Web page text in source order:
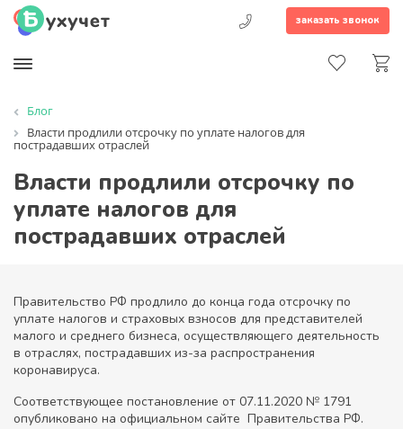
заказать звонок
Блог
Власти продлили отсрочку по уплате налогов для
пострадавших отраслей
Власти продлили отсрочку по
уплате налогов для
пострадавших отраслей
Правительство РФ продлило до конца года отсрочку по
уплате налогов и страховых взносов для представителей
малого и среднего бизнеса, осуществляющего деятельность
в отраслях, пострадавших из-за распространения
коронавируса.
Соответствующее постановление от 07.11.2020 № 1791
опубликовано на официальном сайте Правительства РФ.